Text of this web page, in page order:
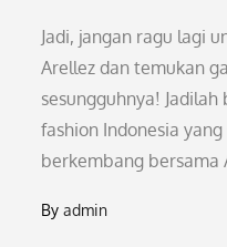
Jadi, jangan ragu lagi
Arellez dan temukan
sesungguhnya!
fashion Indonesia
berkembang bersama
Byadmin